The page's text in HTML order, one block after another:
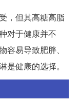
，但其高糖高脂
对于健康并不
易导致肥胖、
是健康的选择。